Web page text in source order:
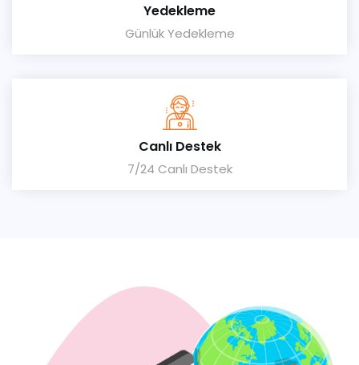
Yedekleme
Günlük Yedekleme
Canlı Destek
7/24 Canlı Destek